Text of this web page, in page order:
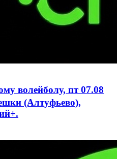
волейболу, пт 07.08
(Алтуфьево),